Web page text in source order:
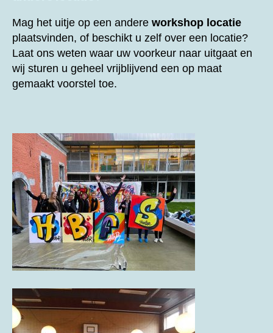
Mag het uitje op een andere workshop locatie
plaatsvinden, of beschikt u zelf over een locatie?
Laat ons weten waar uw voorkeur naar uitgaat en
wij sturen u geheel vrijblijvend een op maat
gemaakt voorstel toe.